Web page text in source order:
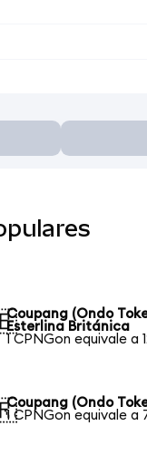
Coupang (Ondo
Esterlina Británica
1 CPNGon equivale a
Coupang (Ondo
1 CPNGon equivale a